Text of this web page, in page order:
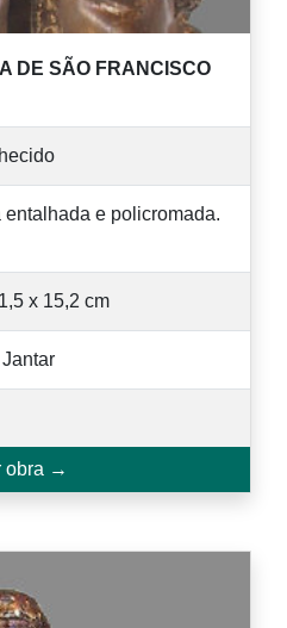
DE SÃO FRANCISCO
entalhada e policromada.
x 15,2 cm
obra →